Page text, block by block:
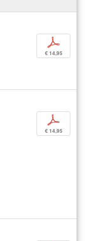
p
€ 14,95
p
€ 14,95